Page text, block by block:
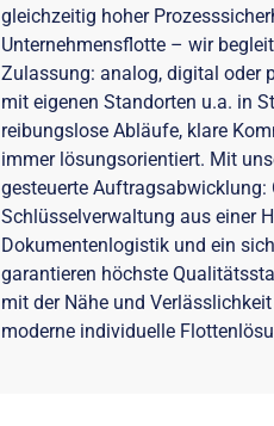
gleichzeitig hoher
Unternehmensflotte – wir
Zulassung: analog, digital oder
mit eigenen Standorten u.a. in
reibungslose Abläufe, klare
immer lösungsorientiert. Mit
gesteuerte Auftragsabwicklung:
Schlüsselverwaltung aus einer
Dokumentenlogistik und ein
garantieren höchste
mit der Nähe und
moderne individuelle